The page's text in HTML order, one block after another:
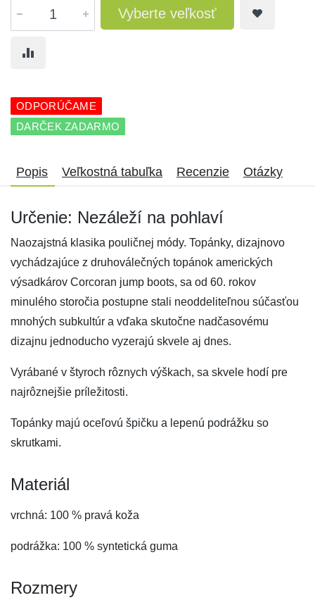
Vyberte veľkosť
ODPORÚČAME
DARČEK ZADARMO
Popis Veľkostná tabuľka Recenzie Otázky
Určenie: Nezáleží na pohlaví
Naozajstná klasika pouličnej módy. Topánky, dizajnovo
vychádzajúce z druhoválečných topánok amerických
výsadkárov Corcoran jump boots, sa od 60. rokov
minulého storočia postupne stali neoddeliteľnou súčasťou
mnohých subkultúr a vďaka skutočne nadčasovému
dizajnu jednoducho vyzerajú skvele aj dnes.
Vyrábané v štyroch rôznych výškach, sa skvele hodí pre
najrôznejšie príležitosti.
Topánky majú oceľovú špičku a lepenú podrážku so
skrutkami.
Materiál
vrchná: 100 % pravá koža
podrážka: 100 % syntetická guma
Rozmery